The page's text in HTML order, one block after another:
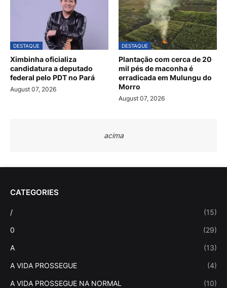
DESTAQUE
Ximbinha oficializa
candidatura a deputado
federal pelo PDT no Pará
August 07, 2026
DESTAQUE
Plantação com cerca de 20
mil pés de maconha é
erradicada em Mulungu do
Morro
August 07, 2026
acima
CATEGORIES
/ (15)
0 (29)
A (13)
A VIDA PROSSEGUE (4)
A VIDA PROSSEGUE NA NORMAL (10)